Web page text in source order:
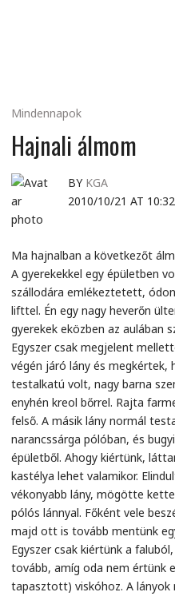
Mindennapok
Hajnali álmom
BY KGA
2010/10/21 AT 10:32
Ma hajnalban a következőt
A gyerekekkel egy épületben
szállodára emlékeztetett,
lifttel. Én egy nagy heverőn
gyerekek eközben az aulában
Egyszer csak megjelent
végén járó lány és megkértek,
testalkatú volt, nagy barna
enyhén kreol bőrrel. Rajta
felső. A másik lány normál
narancssárga pólóban, és
épületből. Ahogy kiértünk,
kastélya lehet valamikor.
vékonyabb lány, mögötte
pólós lánnyal. Főként vele
majd ott is tovább mentünk
Egyszer csak kiértünk a
tovább, amíg oda nem értünk
tapasztott) viskóhoz. A lányok